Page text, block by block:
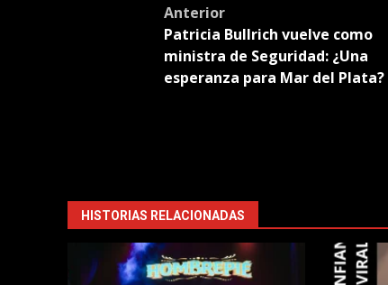
Post
navigation
Anterior
Patricia Bullrich vuelve como
ministra de Seguridad: ¿Una
esperanza para Mar del Plata?
HISTORIAS RELACIONADAS